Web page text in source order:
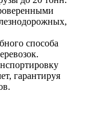
способа
гарантируя